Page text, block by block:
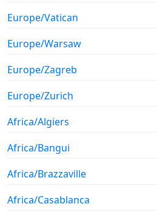
Europe/Vatican
Europe/Warsaw
Europe/Zagreb
Europe/Zurich
Africa/Algiers
Africa/Bangui
Africa/Brazzaville
Africa/Casablanca